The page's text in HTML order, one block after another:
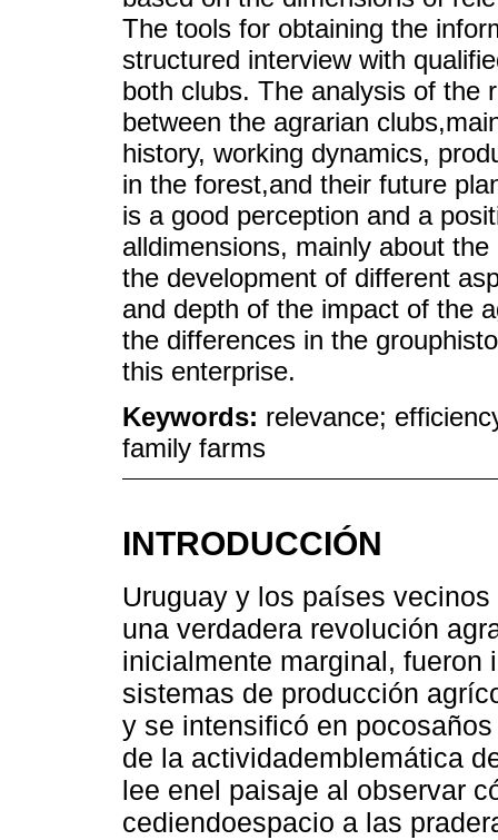
The tools for obtaining the
structured interview with
both clubs. The analysis of the
between the agrarian
history, working dynamics,
in the forest,and their future
is a good perception and a
alldimensions, mainly about
the development of different
and depth of the impact of the
the differences in the
this enterprise.
Keywords: relevance;
family farms
INTRODUCCIÓN
Uruguay y los países
una verdadera revolución
inicialmente marginal, fueron
sistemas de producción
y se intensificó en
de la actividademblemática
lee enel paisaje al observar
cediendoespacio a las